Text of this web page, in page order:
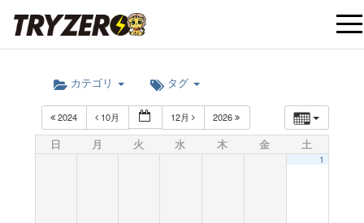
t
カテゴリ タグ
2024 10月 12月 2026
日 月 火 水 木 金 土
1